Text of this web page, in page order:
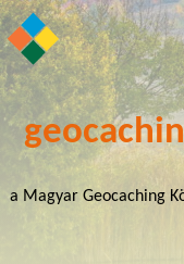
a Magyar Geocaching